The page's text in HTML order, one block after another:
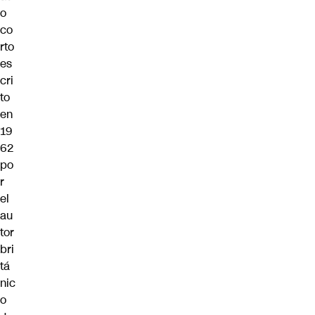
o
co
rto
es
cri
to
en
19
62
po
r
el
au
tor
bri
tá
nic
o